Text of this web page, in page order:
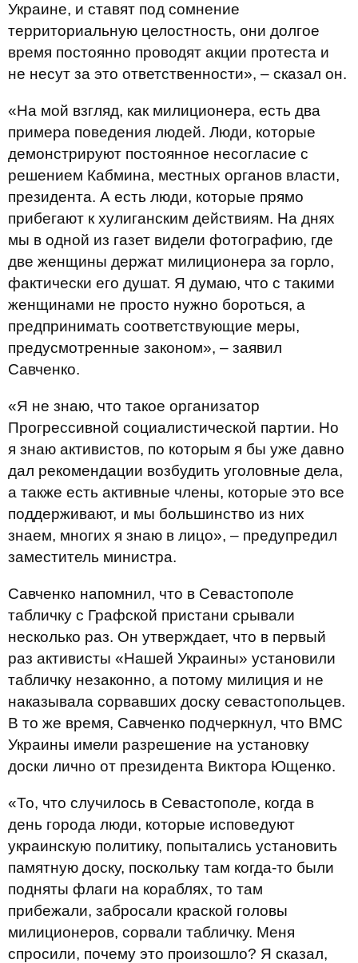
Украине, и ставят под сомнение
территориальную целостность, они долгое
время постоянно проводят акции протеста и
не несут за это ответственности», – сказал он.
«На мой взгляд, как милиционера, есть два
примера поведения людей. Люди, которые
демонстрируют постоянное несогласие с
решением Кабмина, местных органов власти,
президента. А есть люди, которые прямо
прибегают к хулиганским действиям. На днях
мы в одной из газет видели фотографию, где
две женщины держат милиционера за горло,
фактически его душат. Я думаю, что с такими
женщинами не просто нужно бороться, а
предпринимать соответствующие меры,
предусмотренные законом», – заявил
Савченко.
«Я не знаю, что такое организатор
Прогрессивной социалистической партии. Но
я знаю активистов, по которым я бы уже давно
дал рекомендации возбудить уголовные дела,
а также есть активные члены, которые это все
поддерживают, и мы большинство из них
знаем, многих я знаю в лицо», – предупредил
заместитель министра.
Савченко напомнил, что в Севастополе
табличку с Графской пристани срывали
несколько раз. Он утверждает, что в первый
раз активисты «Нашей Украины» установили
табличку незаконно, а потому милиция и не
наказывала сорвавших доску севастопольцев.
В то же время, Савченко подчеркнул, что ВМС
Украины имели разрешение на установку
доски лично от президента Виктора Ющенко.
«То, что случилось в Севастополе, когда в
день города люди, которые исповедуют
украинскую политику, попытались установить
памятную доску, поскольку там когда-то были
подняты флаги на кораблях, то там
прибежали, забросали краской головы
милиционеров, сорвали табличку. Меня
спросили, почему это произошло? Я сказал,